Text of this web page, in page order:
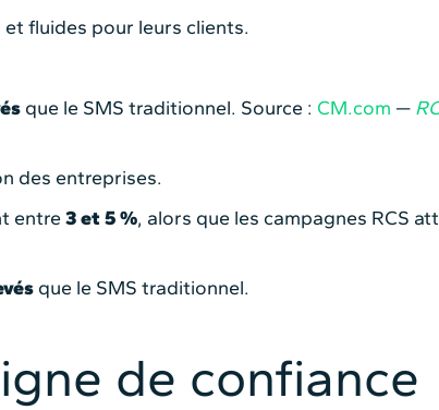
fluides pour leurs clients.
que le SMS traditionnel. Source : CM.com —
des entreprises.
entre 3 et 5 %, alors que les campagnes RCS
que le SMS traditionnel.
de confiance